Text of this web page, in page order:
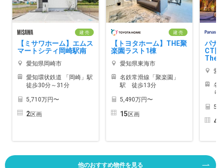
建 売
【ミサワホーム】エムス
マートシティ岡崎駅南
愛知県岡崎市
愛知環状鉄道 「岡崎」駅
徒歩30分～31分
5,710万円〜
2区画
建 売
【トヨタホーム】THE聚
楽園ラスト1棟
愛知県東海市
名鉄常滑線「聚楽園」
駅 徒歩13分
5,490万円〜
15区画
パナ
CT
愛
名
40
他のおすすめ物件を見る